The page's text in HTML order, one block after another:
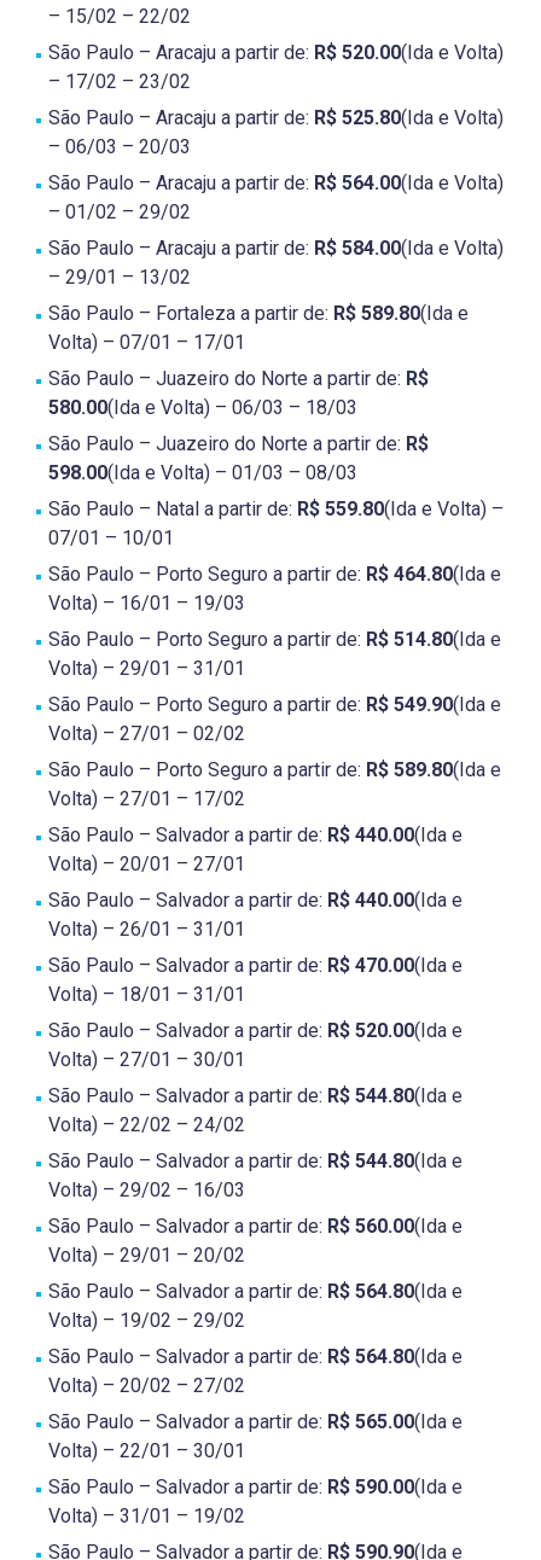
– 15/02 – 22/02
São Paulo – Aracaju a partir de: R$ 520.00(Ida e Volta)
– 17/02 – 23/02
São Paulo – Aracaju a partir de: R$ 525.80(Ida e Volta)
– 06/03 – 20/03
São Paulo – Aracaju a partir de: R$ 564.00(Ida e Volta)
– 01/02 – 29/02
São Paulo – Aracaju a partir de: R$ 584.00(Ida e Volta)
– 29/01 – 13/02
São Paulo – Fortaleza a partir de: R$ 589.80(Ida e
Volta) – 07/01 – 17/01
São Paulo – Juazeiro do Norte a partir de: R$
580.00(Ida e Volta) – 06/03 – 18/03
São Paulo – Juazeiro do Norte a partir de: R$
598.00(Ida e Volta) – 01/03 – 08/03
São Paulo – Natal a partir de: R$ 559.80(Ida e Volta) –
07/01 – 10/01
São Paulo – Porto Seguro a partir de: R$ 464.80(Ida e
Volta) – 16/01 – 19/03
São Paulo – Porto Seguro a partir de: R$ 514.80(Ida e
Volta) – 29/01 – 31/01
São Paulo – Porto Seguro a partir de: R$ 549.90(Ida e
Volta) – 27/01 – 02/02
São Paulo – Porto Seguro a partir de: R$ 589.80(Ida e
Volta) – 27/01 – 17/02
São Paulo – Salvador a partir de: R$ 440.00(Ida e
Volta) – 20/01 – 27/01
São Paulo – Salvador a partir de: R$ 440.00(Ida e
Volta) – 26/01 – 31/01
São Paulo – Salvador a partir de: R$ 470.00(Ida e
Volta) – 18/01 – 31/01
São Paulo – Salvador a partir de: R$ 520.00(Ida e
Volta) – 27/01 – 30/01
São Paulo – Salvador a partir de: R$ 544.80(Ida e
Volta) – 22/02 – 24/02
São Paulo – Salvador a partir de: R$ 544.80(Ida e
Volta) – 29/02 – 16/03
São Paulo – Salvador a partir de: R$ 560.00(Ida e
Volta) – 29/01 – 20/02
São Paulo – Salvador a partir de: R$ 564.80(Ida e
Volta) – 19/02 – 29/02
São Paulo – Salvador a partir de: R$ 564.80(Ida e
Volta) – 20/02 – 27/02
São Paulo – Salvador a partir de: R$ 565.00(Ida e
Volta) – 22/01 – 30/01
São Paulo – Salvador a partir de: R$ 590.00(Ida e
Volta) – 31/01 – 19/02
São Paulo – Salvador a partir de: R$ 590.90(Ida e